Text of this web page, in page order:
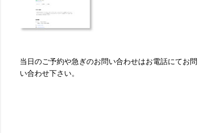
当日のご予約や急ぎのお問い合わせはお電話にてお問
い合わせ下さい。